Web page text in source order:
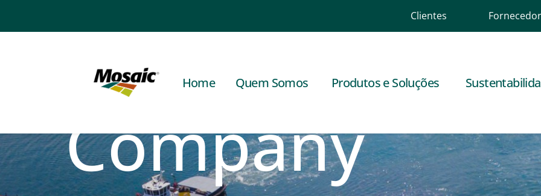
Home Quem Somos Produtos e Soluções
Clientes
A The Mosaic
Company